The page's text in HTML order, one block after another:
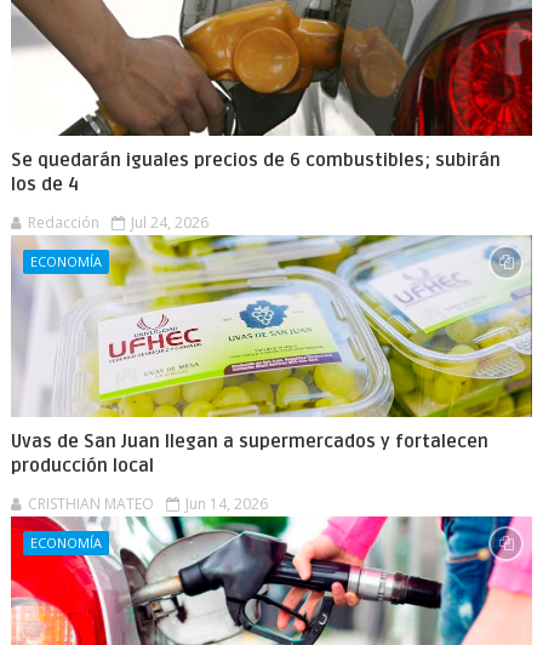
Se quedarán iguales precios de 6 combustibles; subirán
los de 4
Redacción Jul 24, 2026
ECONOMÍA
Uvas de San Juan llegan a supermercados y fortalecen
producción local
CRISTHIAN MATEO Jun 14, 2026
ECONOMÍA